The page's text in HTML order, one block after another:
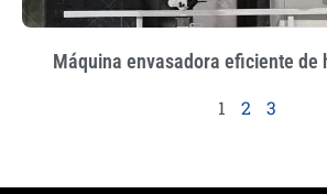
Máquina envasadora eficiente de
1
2 3